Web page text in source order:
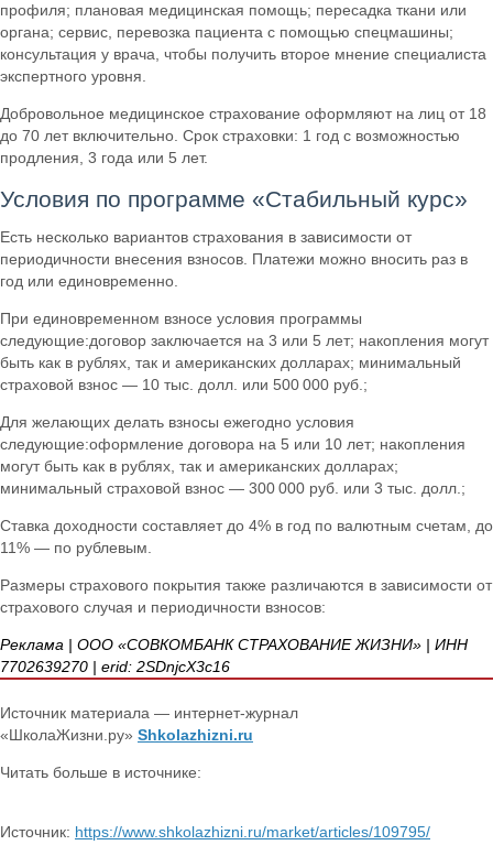
профиля; плановая медицинская помощь; пересадка ткани или
органа; сервис, перевозка пациента с помощью спецмашины;
консультация у врача, чтобы получить второе мнение специалиста
экспертного уровня.
Добровольное медицинское страхование оформляют на лиц от 18
до 70 лет включительно. Срок страховки: 1 год с возможностью
продления, 3 года или 5 лет.
Условия по программе «Стабильный курс»
Есть несколько вариантов страхования в зависимости от
периодичности внесения взносов. Платежи можно вносить раз в
год или единовременно.
При единовременном взносе условия программы
следующие:договор заключается на 3 или 5 лет; накопления могут
быть как в рублях, так и американских долларах; минимальный
страховой взнос — 10 тыс. долл. или 500 000 руб.;
Для желающих делать взносы ежегодно условия
следующие:оформление договора на 5 или 10 лет; накопления
могут быть как в рублях, так и американских долларах;
минимальный страховой взнос — 300 000 руб. или 3 тыс. долл.;
Ставка доходности составляет до 4% в год по валютным счетам, до
11% — по рублевым.
Размеры страхового покрытия также различаются в зависимости от
страхового случая и периодичности взносов:
Реклама | ООО «СОВКОМБАНК СТРАХОВАНИЕ ЖИЗНИ» | ИНН
7702639270 | erid: 2SDnjcX3c16
Источник материала — интернет-журнал
«ШколаЖизни.ру» Shkolazhizni.ru
Читать больше в источнике:
Источник: https://www.shkolazhizni.ru/market/articles/109795/